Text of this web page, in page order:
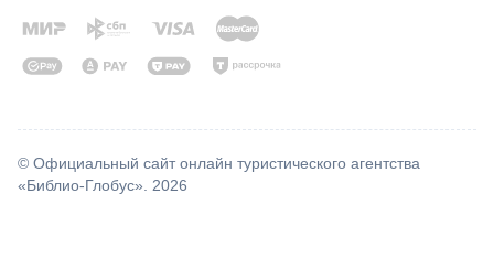
© Официальный сайт онлайн туристического агентства
«Библио-Глобус». 2026